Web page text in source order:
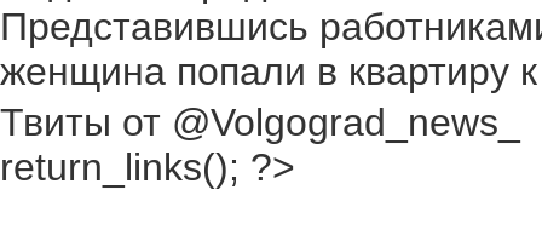
Представившись
женщина попали в квартиру
Твиты от @Volgograd_news_
return_links(); ?>